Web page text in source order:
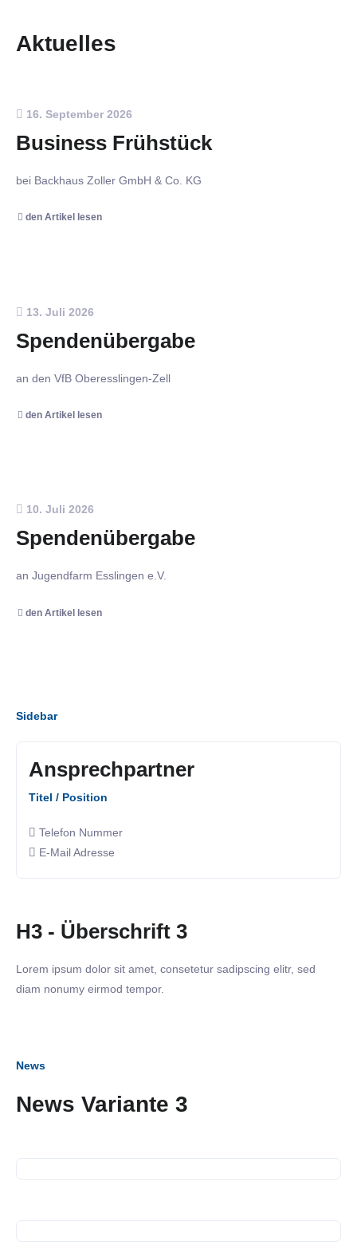
Aktuelles
16. September 2026
Business Frühstück
bei Backhaus Zoller GmbH & Co. KG
den Artikel lesen
13. Juli 2026
Spendenübergabe
an den VfB Oberesslingen-Zell
den Artikel lesen
10. Juli 2026
Spendenübergabe
an Jugendfarm Esslingen e.V.
den Artikel lesen
Sidebar
Ansprechpartner
Titel / Position
Telefon Nummer
E-Mail Adresse
H3 - Überschrift 3
Lorem ipsum dolor sit amet, consetetur sadipscing elitr, sed
diam nonumy eirmod tempor.
News
News Variante 3